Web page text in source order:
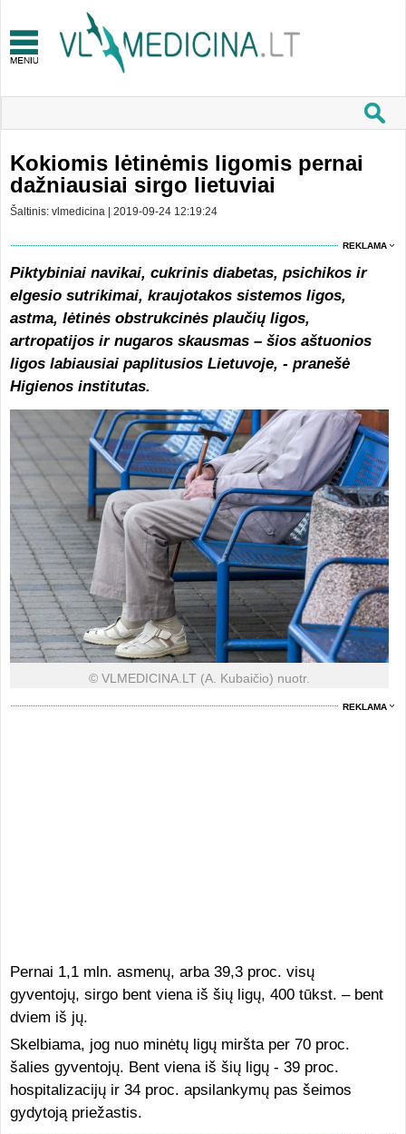
Kokiomis lėtinėmis ligomis pernai
dažniausiai sirgo lietuviai
Šaltinis: vlmedicina | 2019-09-24 12:19:24
REKLAMA
Piktybiniai navikai, cukrinis diabetas, psichikos ir
elgesio sutrikimai, kraujotakos sistemos ligos,
astma, lėtinės obstrukcinės plaučių ligos,
artropatijos ir nugaros skausmas – šios aštuonios
ligos labiausiai paplitusios Lietuvoje, - pranešė
Higienos institutas.
© VLMEDICINA.LT (A. Kubaičio) nuotr.
REKLAMA
Pernai 1,1 mln. asmenų, arba 39,3 proc. visų
gyventojų, sirgo bent viena iš šių ligų, 400 tūkst. – bent
dviem iš jų.
Skelbiama, jog nuo minėtų ligų miršta per 70 proc.
šalies gyventojų. Bent viena iš šių ligų - 39 proc.
hospitalizacijų ir 34 proc. apsilankymų pas šeimos
gydytoją priežastis.